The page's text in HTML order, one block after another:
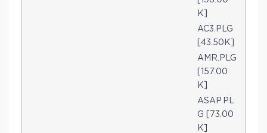
K]
AC3.PLG
[43.50K]
AMR.PLG
[157.00
K]
ASAP.PL
G [73.00
K]